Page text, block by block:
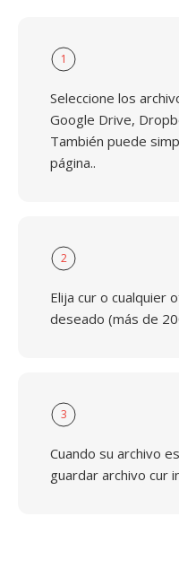
1
Seleccione los
Google Drive,
También puede
página..
2
Elija cur o cualquier
deseado (más de
3
Cuando su archivo
guardar archivo cur